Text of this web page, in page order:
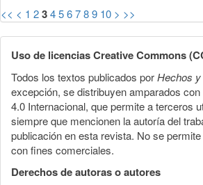
<< < 1 23456789 10 > >>
Uso de licencias Creative Commons
Todos los textos publicados porHechos
excepción, se distribuyen amparados
4.0 Internacional, que permite a terceros
siempre que mencionen la autoría del
publicación en esta revista. No se
con fines comerciales.
Derechos de autoras o autores